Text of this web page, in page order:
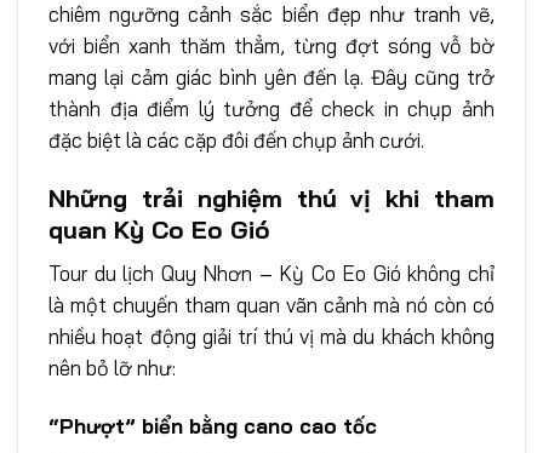
chiêm ngưỡng cảnh sắc biển đẹp như tranh vẽ,
với biển xanh thăm thẳm, từng đợt sóng vỗ bờ
mang lại cảm giác bình yên đến lạ. Đây cũng trở
thành địa điểm lý tưởng để check in chụp ảnh
đặc biệt là các cặp đôi đến chụp ảnh cưới.
Những trải nghiệm thú vị khi tham
quan Kỳ Co Eo Gió
Tour du lịch Quy Nhơn – Kỳ Co Eo Gió không chỉ
là một chuyến tham quan vãn cảnh mà nó còn có
nhiều hoạt động giải trí thú vị mà du khách không
nên bỏ lỡ như:
“Phượt” biển bằng cano cao tốc